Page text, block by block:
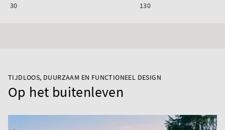
TIJDLOOS, DUURZAAM EN FUNCTIONEEL DESIGN
Op het buitenleven
30 130